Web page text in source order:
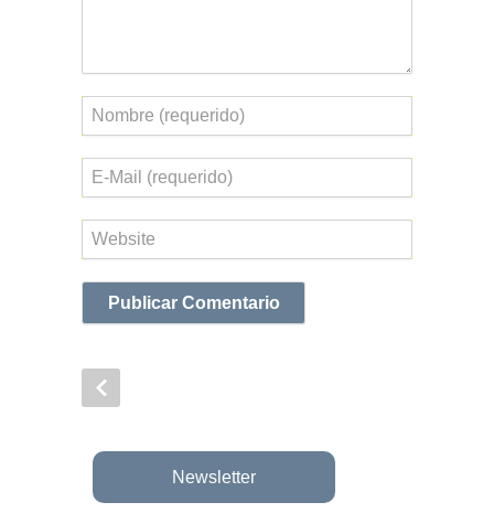
Nombre
Correo
electrónico
Web
Newsletter